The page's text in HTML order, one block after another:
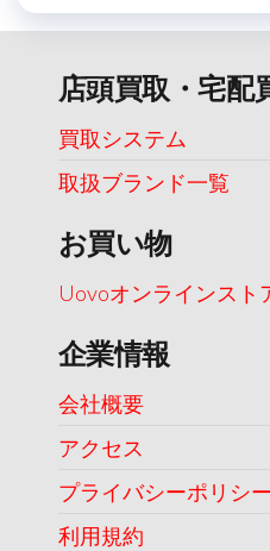
店頭買取・宅配
買取システム
取扱ブランド一覧
お買い物
Uovoオンラインスト
企業情報
会社概要
アクセス
プライバシーポリシー
利用規約